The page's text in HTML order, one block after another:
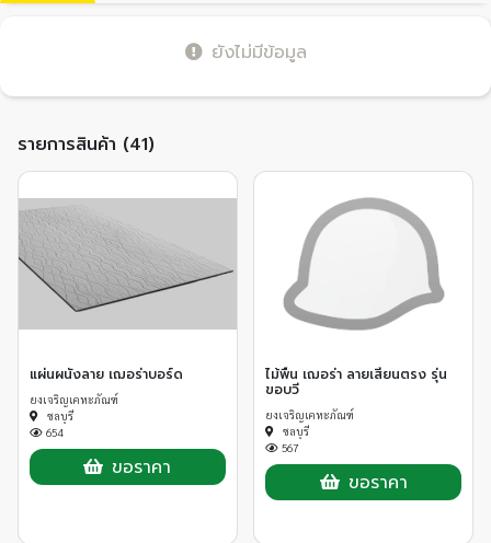
ยังไม่มีข้อมูล
รายการสินค้า (41)
แผ่นผนังลาย เฌอร่าบอร์ด
ยงเจริญเคหะภัณฑ์
ชลบุรี
654
ขอราคา
ไม้พื้น เฌอร่า ลายเสี้ยนตรง รุ่น
ขอบวี
ยงเจริญเคหะภัณฑ์
ชลบุรี
567
ขอราคา